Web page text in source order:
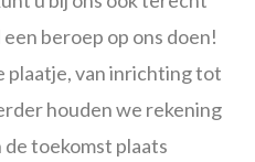
beroep op ons doen!
plaatje, van inrichting tot
houden we rekening
toekomst plaats